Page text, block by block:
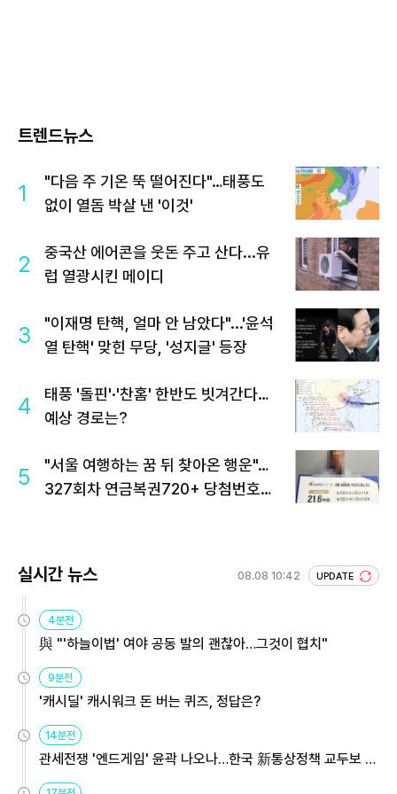
트렌드뉴스
1
"다음 주 기온 뚝 떨어진다"…태풍도
없이 열돔 박살 낸 '이것'
2
중국산 에어콘을 웃돈 주고 산다...유
럽 열광시킨 메이디
3
"이재명 탄핵, 얼마 안 남았다"...'윤석
열 탄핵' 맞힌 무당, '성지글' 등장
4
태풍 '돌핀'·'찬홈' 한반도 빗겨간다…
예상 경로는?
5
"서울 여행하는 꿈 뒤 찾아온 행운"…
327회차 연금복권720+ 당첨번호조
실시간 뉴스 08.08 10:42 UPDATE
4분전
與 "'하늘이법' 여야 공동 발의 괜찮아…그것이 협치"
9분전
'캐시딜' 캐시워크 돈 버는 퀴즈, 정답은?
14분전
관세전쟁 '엔드게임' 윤곽 나오나…한국 新통상정책 교두보 활
용해야